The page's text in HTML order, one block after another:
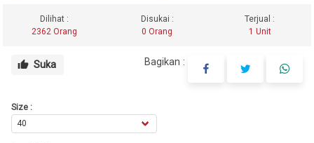
Dilihat :
2362 Orang
Disukai :
0 Orang
Terjual :
1 Unit
thumb_up Suka Bagikan :
Size :